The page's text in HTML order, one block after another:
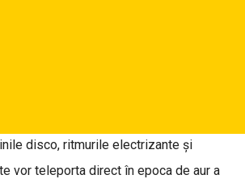
disco, ritmurile electrizante și
vor teleporta direct în epoca de aur a